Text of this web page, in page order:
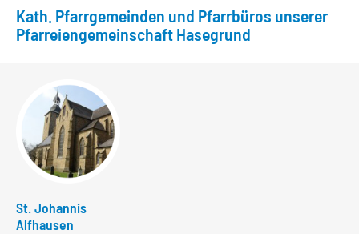
Kath. Pfarrgemeinden und Pfarrbüros unserer
Pfarreiengemeinschaft Hasegrund
St. Johannis
Alfhausen